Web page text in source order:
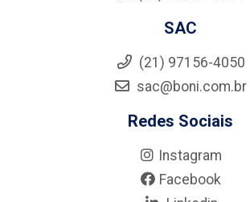
SAC
(21) 97156-4050
sac@boni.com.br
Redes Sociais
Instagram
Facebook